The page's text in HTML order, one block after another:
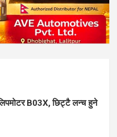
B03X, छिट्टै लन्च हुने